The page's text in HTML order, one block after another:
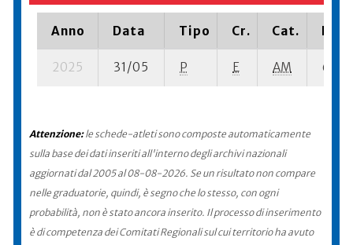
Anno Data Tipo Cr. Cat.
2025 31/05 P E AM 6 su-
Attenzione:le schede-atleti sono composte automaticamente
sulla base dei dati inseriti all'interno degli archivi nazionali
aggiornati dal 2005 al 08-08-2026. Se un risultato non compare
nelle graduatorie, quindi, è segno che lo stesso, con ogni
probabilità, non è stato ancora inserito. Il processo di inserimento
è di competenza dei Comitati Regionali sul cui territorio ha avuto